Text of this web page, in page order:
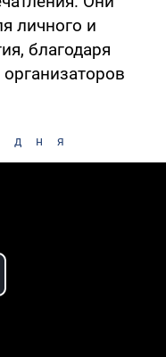
личного и
благодаря
дня
Video